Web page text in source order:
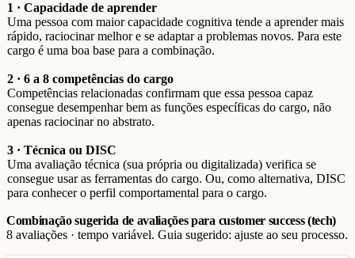
1 · Capacidade de aprender
Uma pessoa com maior capacidade cognitiva tende a aprender mais
rápido, raciocinar melhor e se adaptar a problemas novos. Para este
cargo é uma boa base para a combinação.
2 · 6 a 8 competências do cargo
Competências relacionadas confirmam que essa pessoa capaz
consegue desempenhar bem as funções específicas do cargo, não
apenas raciocinar no abstrato.
3 · Técnica ou DISC
Uma avaliação técnica (sua própria ou digitalizada) verifica se
consegue usar as ferramentas do cargo. Ou, como alternativa, DISC
para conhecer o perfil comportamental para o cargo.
Combinação sugerida de avaliações para customer success (tech)
8 avaliações · tempo variável. Guia sugerido: ajuste ao seu processo.